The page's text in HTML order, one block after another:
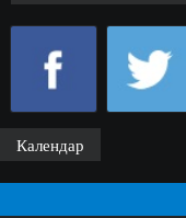
Календар